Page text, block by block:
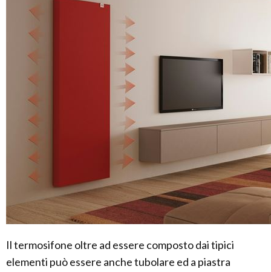
Il termosifone oltre ad essere composto dai tipici
elementi può essere anche tubolare ed a piastra